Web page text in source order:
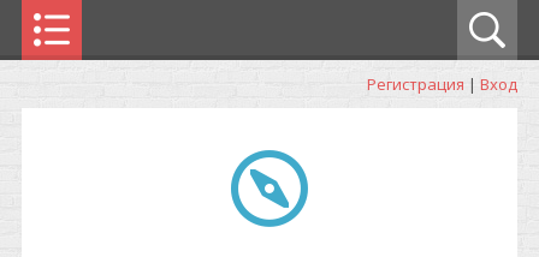
Регистрация | Вход